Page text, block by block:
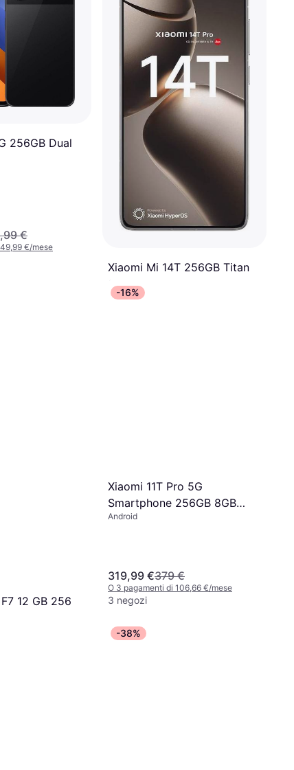
256GB Dual
€
€/mese
Xiaomi Mi 14T 256GB Titan
Gray
Android
12 GB 256
-16%
Xiaomi 11T Pro 5G
Smartphone 256GB 8GB
RAM Dual Sim
Android
319,99 €379 €
O 3 pagamenti di 106,66 €/mese
3 negozi
-38%